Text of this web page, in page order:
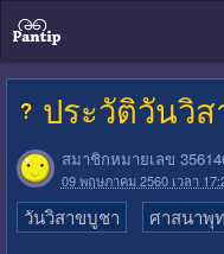
ประวัติวันวิ
สมาชิกหมายเลข
09 พฤษภาคม 2560 เวลา
วันวิสาขบูชา ศาสนาพุ